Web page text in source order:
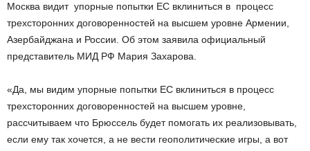
Москва видит упорные попытки ЕС вклиниться в процесс
трехсторонних договоренностей на высшем уровне Армении,
Азербайджана и России. Об этом заявила официальный
представитель МИД РФ Мария Захарова.
«Да, мы видим упорные попытки ЕС вклиниться в процесс
трехсторонних договоренностей на высшем уровне,
рассчитываем что Брюссель будет помогать их реализовывать,
если ему так хочется, а не вести геополитические игры, а вот